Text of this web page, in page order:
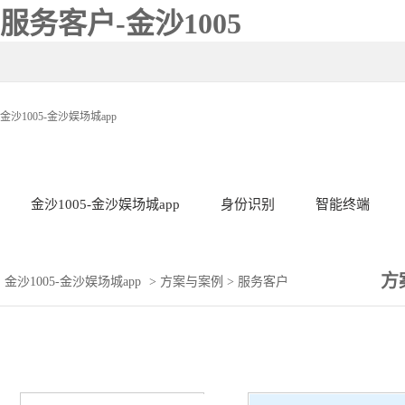
服务客户-金沙1005
金沙1005-金沙娱场城app
金沙1005-金沙娱场城app 身份识别 智能终端
金沙1005-金沙娱场城app > 方案与案例 > 服务客户 方